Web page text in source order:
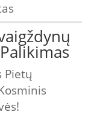
Pietų